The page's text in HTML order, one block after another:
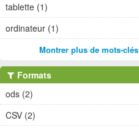
tablette (1)
ordinateur (1)
Montrer plus de mots-clés
Formats
ods (2)
CSV (2)